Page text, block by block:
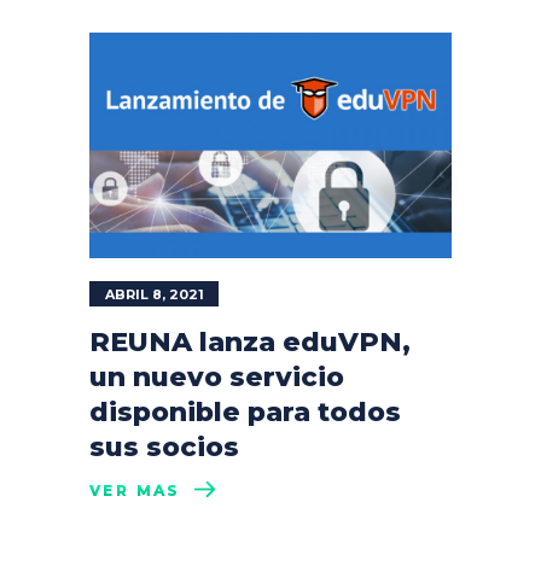
ABRIL 8, 2021
REUNA lanza eduVPN,
un nuevo servicio
disponible para todos
sus socios
VER MÁS